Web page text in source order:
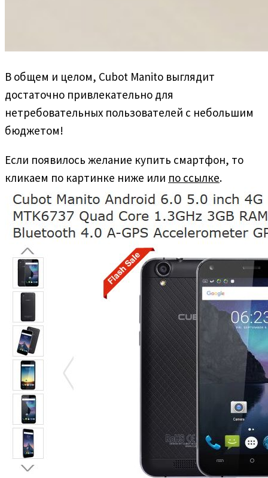
В общем и целом, Cubot Manito выглядит
достаточно привлекательно для
нетребовательных пользователей с небольшим
бюджетом!
Если появилось желание купить смартфон, то
кликаем по картинке ниже или по ссылке.